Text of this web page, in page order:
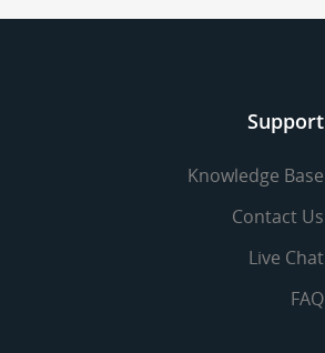
Support
Knowledge Base
Contact Us
Live Chat
FAQ